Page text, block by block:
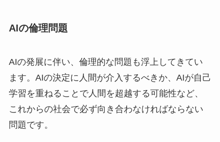
AIの倫理問題
AIの発展に伴い、倫理的な問題も浮上してきてい
ます。AIの決定に人間が介入するべきか、AIが自己
学習を重ねることで人間を超越する可能性など、
これからの社会で必ず向き合わなければならない
問題です。